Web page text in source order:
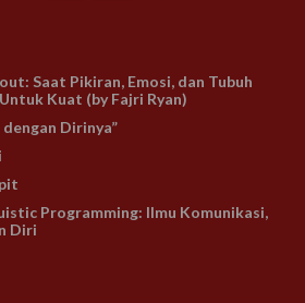
Saat Pikiran, Emosi, dan Tubuh
Kuat (by Fajri Ryan)
dengan Dirinya”
Programming: Ilmu Komunikasi,
Diri